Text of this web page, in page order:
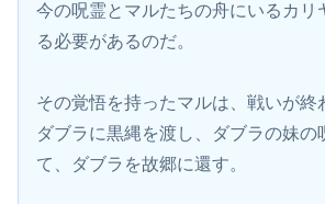
今の呪霊とマルたちの舟にいるカリ
る必要があるのだ。
その覚悟を持ったマルは、戦いが終
ダブラに黒縄を渡し、ダブラの妹の
て、ダブラを故郷に還す。